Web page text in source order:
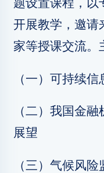
开展教学，邀请
家等授课交流。
（一）可持续
（二）我国金
展望
（三）气候风